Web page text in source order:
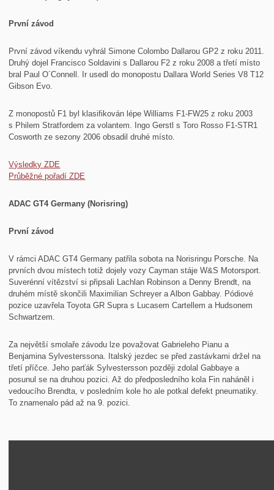
První závod
První závod víkendu vyhrál Simone Colombo Dallarou GP2 z roku 2011.
Druhý dojel Francisco Soldavini s Dallarou F2 z roku 2008 a třetí místo
bral Paul O´Connell. Ir usedl do monopostu Dallara World Series V8 T12
Gibson Evo.
Z monopostů F1 byl klasifikován lépe Williams F1-FW25 z roku 2003
s Philem Stratfordem za volantem. Ingo Gerstl s Toro Rosso F1-STR1
Cosworth ze sezony 2006 obsadil druhé místo.
Výsledky ZDE
Průběžné pořadí ZDE
ADAC GT4 Germany (Norisring)
První závod
V rámci ADAC GT4 Germany patřila sobota na Norisringu Porsche. Na
prvních dvou místech totiž dojely vozy Cayman stáje W&S Motorsport.
Suverénní vítězství si připsali Lachlan Robinson a Denny Brendt, na
druhém místě skončili Maximilian Schreyer a Albon Gabbay. Pódiové
pozice uzavřela Toyota GR Supra s Lucasem Cartellem a Hudsonem
Schwartzem.
Za největší smolaře závodu lze považovat Gabrieleho Pianu a
Benjamina Sylvesterssona. Italský jezdec se před zastávkami držel na
třetí příčce. Jeho parťák Sylvestersson později zdolal Gabbaye a
posunul se na druhou pozici. Až do předposledního kola Fin naháněl i
vedoucího Brendta, v posledním kole ho ale potkal defekt pneumatiky.
To znamenalo pád až na 9. pozici.